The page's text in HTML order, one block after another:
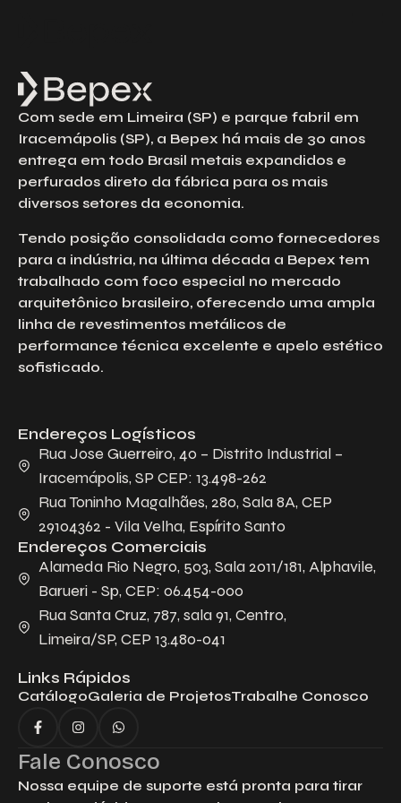
Com sede em Limeira (SP) e parque fabril em
Iracemápolis (SP), a Bepex há mais de 30 anos
entrega em todo Brasil metais expandidos e
perfurados direto da fábrica para os mais
diversos setores da economia.
Tendo posição consolidada como fornecedores
para a indústria, na última década a Bepex tem
trabalhado com foco especial no mercado
arquitetônico brasileiro, oferecendo uma ampla
linha de revestimentos metálicos de
performance técnica excelente e apelo estético
sofisticado.
Endereços Logísticos
Rua Jose Guerreiro, 40 – Distrito Industrial –
Iracemápolis, SP CEP: 13.498-262
Rua Toninho Magalhães, 280, Sala 8A, CEP
29104362 - Vila Velha, Espírito Santo
Endereços Comerciais
Alameda Rio Negro, 503, Sala 2011/181, Alphavile,
Barueri - Sp, CEP: 06.454-000
Rua Santa Cruz, 787, sala 91, Centro,
Limeira/SP, CEP 13.480-041
Links Rápidos
CatálogoGaleria de ProjetosTrabalhe Conosco
Fale Conosco
Nossa equipe de suporte está pronta para tirar
Preencha o formulário abaixo para solicitar
um orçamento. Nossa equipe está à
disposição para esclarecer suas dúvidas e
atender às suas solicitações com agilidade
e excelência.
Nome
Email
Telefone
Empresa
Descreva aqui seu projeto e necessidade
que nós iremos avaliar e propor a melhor
solução.
Aceito receber emails da Bepex.